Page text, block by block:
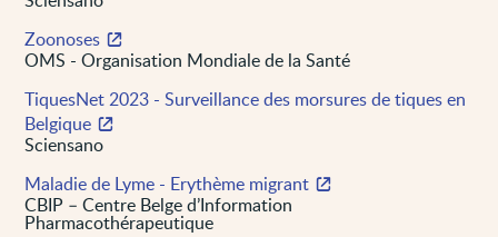
Zoonoses
OMS - Organisation Mondiale de la Santé
TiquesNet 2023 - Surveillance des morsures de tiques en
Belgique
Sciensano
Maladie de Lyme - Erythème migrant
CBIP – Centre Belge d’Information
Pharmacothérapeutique